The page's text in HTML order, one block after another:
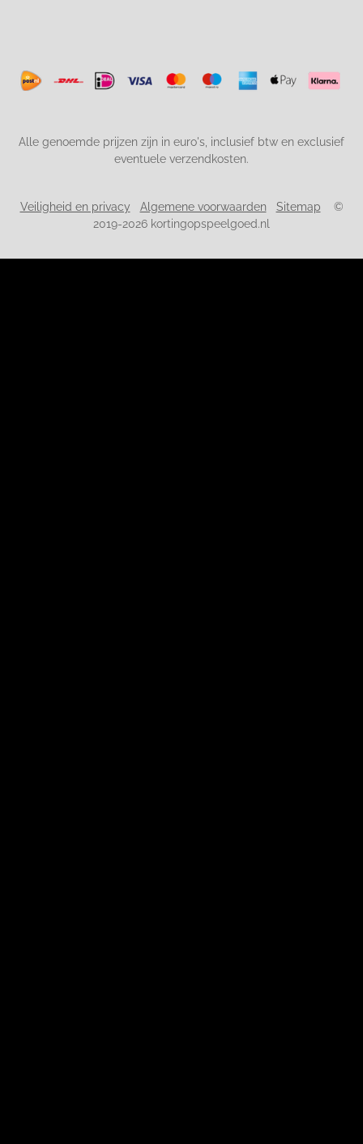
Alle genoemde prijzen zijn in euro's, inclusief btw en exclusief
eventuele verzendkosten.
Veiligheid en privacy Algemene voorwaarden Sitemap ©
2019-2026 kortingopspeelgoed.nl